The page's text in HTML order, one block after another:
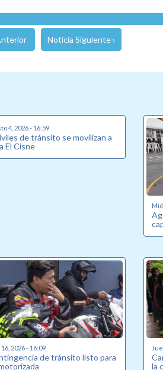
Noticia Siguiente ›
4, 2026 - 16:59
de tránsito se movilizan a
El Cisne
2026 - 16:09
de tránsito listo para
la